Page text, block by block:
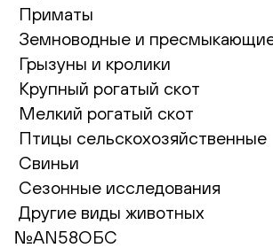
Приматы
Земноводные и
Грызуны и кролики
Крупный рогатый скот
Мелкий рогатый скот
Птицы сельскохозяйственные
Свиньи
Сезонные исследования
Другие виды животных
№AN58ОБС